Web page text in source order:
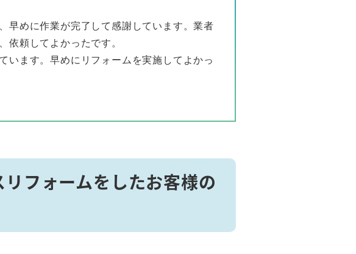
早めに作業が完了して感謝しています。業者
依頼してよかったです。
います。早めにリフォームを実施してよかっ
フォームをしたお客様の